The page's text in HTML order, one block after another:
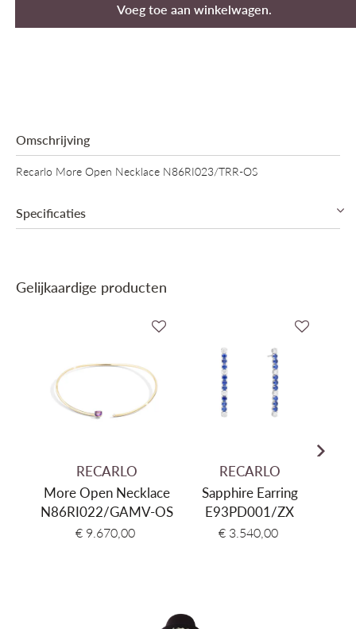
Voeg toe aan winkelwagen.
Omschrijving
Recarlo More Open Necklace N86RI023/TRR-OS
Specificaties
Edelmetaal kleur
Gewicht halfedelsteen
Secundaire steen
Natuurlijke Diamant
Gelijkaardige producten
RECARLO
More Open Necklace
N86RI022/GAMV-OS
€ 9.670,00
RECARLO
Sapphire Earring
E93PD001/ZX
€ 3.540,00